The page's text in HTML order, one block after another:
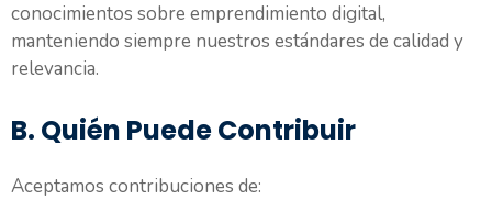
conocimientos sobre emprendimiento digital,
manteniendo siempre nuestros estándares de calidad y
relevancia.
B. Quién Puede Contribuir
Aceptamos contribuciones de: